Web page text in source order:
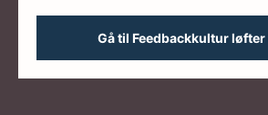
Gå til Feedbackkultur løfter